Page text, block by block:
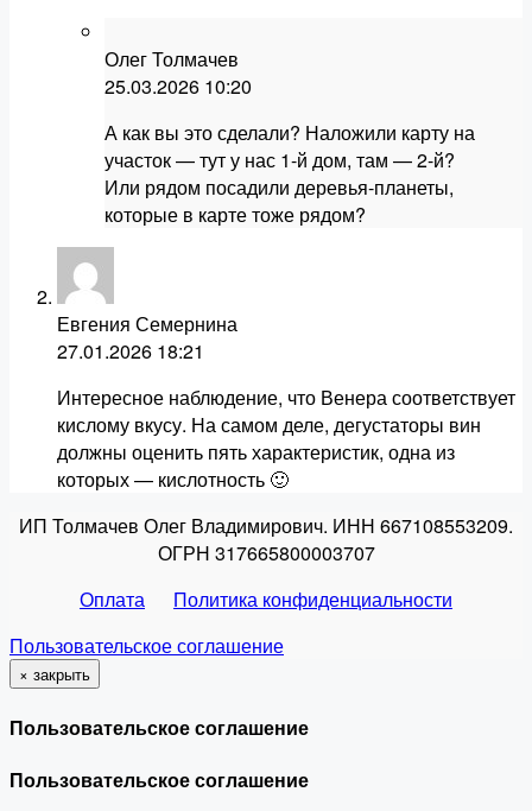
Олег Толмачев
25.03.2026 10:20
А как вы это сделали? Наложили карту на
участок — тут у нас 1-й дом, там — 2-й?
Или рядом посадили деревья-планеты,
которые в карте тоже рядом?
Евгения Семернина
27.01.2026 18:21
Интересное наблюдение, что Венера соответствует
кислому вкусу. На самом деле, дегустаторы вин
должны оценить пять характеристик, одна из
которых — кислотность 🙂
ИП Толмачев Олег Владимирович. ИНН 667108553209.
ОГРН 317665800003707
Оплата
Политика конфиденциальности
Пользовательское соглашение
× закрыть
Пользовательское соглашение
Пользовательское соглашение